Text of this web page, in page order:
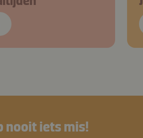
nooit iets mis!